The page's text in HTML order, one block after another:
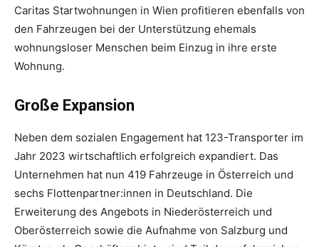
Caritas Startwohnungen in Wien profitieren ebenfalls von
den Fahrzeugen bei der Unterstützung ehemals
wohnungsloser Menschen beim Einzug in ihre erste
Wohnung.
Große Expansion
Neben dem sozialen Engagement hat 123-Transporter im
Jahr 2023 wirtschaftlich erfolgreich expandiert. Das
Unternehmen hat nun 419 Fahrzeuge in Österreich und
sechs Flottenpartner:innen in Deutschland. Die
Erweiterung des Angebots in Niederösterreich und
Oberösterreich sowie die Aufnahme von Salzburg und